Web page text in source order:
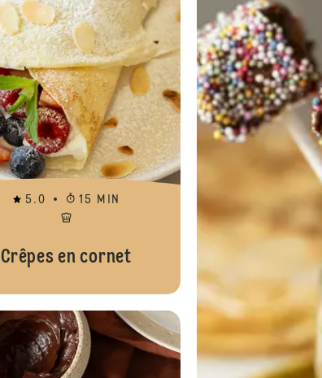
5.0 15 MIN
Crêpes en cornet
Crêpes Dubaï Pistache